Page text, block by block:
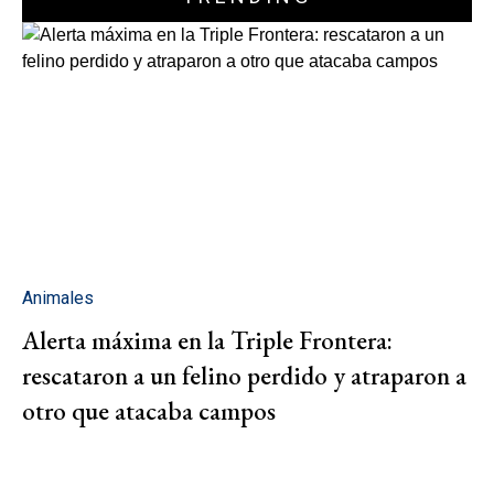
Animales
Alerta máxima en la Triple Frontera:
rescataron a un felino perdido y atraparon a
otro que atacaba campos